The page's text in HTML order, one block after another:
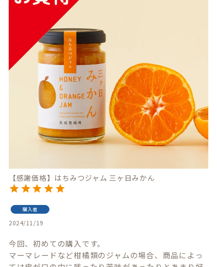
【感謝価格】はちみつジャム 三ヶ日みかん
購入者
2024/11/19
今回、初めての購入です。
マーマレードなど柑橘類のジャムの場合、商品によっ